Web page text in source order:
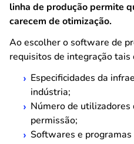
linha de produção permite
carecem de otimização.
Ao escolher o software de
requisitos de integração tais
Especificidades da
indústria;
Número de utilizadores
permissão;
Softwares e